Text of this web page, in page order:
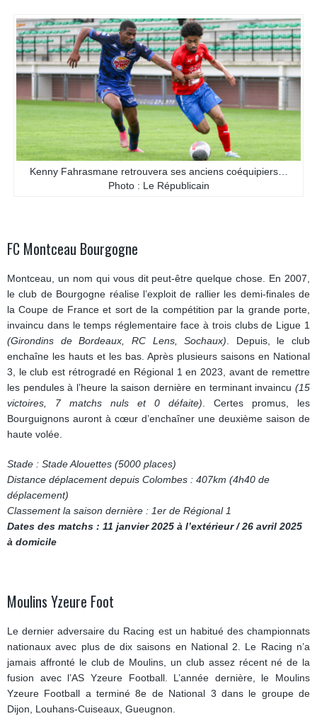
Kenny Fahrasmane retrouvera ses anciens coéquipiers…
Photo : Le Républicain
FC Montceau Bourgogne
Montceau, un nom qui vous dit peut-être quelque chose. En 2007,
le club de Bourgogne réalise l’exploit de rallier les demi-finales de
la Coupe de France et sort de la compétition par la grande porte,
invaincu dans le temps réglementaire face à trois clubs de Ligue 1
(Girondins de Bordeaux, RC Lens, Sochaux). Depuis, le club
enchaîne les hauts et les bas. Après plusieurs saisons en National
3, le club est rétrogradé en Régional 1 en 2023, avant de remettre
les pendules à l’heure la saison dernière en terminant invaincu (15
victoires, 7 matchs nuls et 0 défaite). Certes promus, les
Bourguignons auront à cœur d’enchaîner une deuxième saison de
haute volée.
Stade : Stade Alouettes (5000 places)
Distance déplacement depuis Colombes : 407km (4h40 de
déplacement)
Classement la saison dernière : 1er de Régional 1
Dates des matchs : 11 janvier 2025 à l’extérieur / 26 avril 2025
à domicile
Moulins Yzeure Foot
Le dernier adversaire du Racing est un habitué des championnats
nationaux avec plus de dix saisons en National 2. Le Racing n’a
jamais affronté le club de Moulins, un club assez récent né de la
fusion avec l’AS Yzeure Football. L’année dernière, le Moulins
Yzeure Football a terminé 8e de National 3 dans le groupe de
Dijon, Louhans-Cuiseaux, Gueugnon.